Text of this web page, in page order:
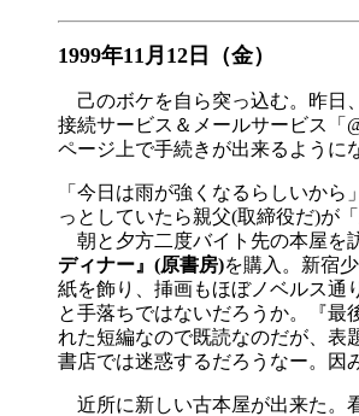
1999年11月12日（金）
己のボケを自ら突っ込む。昨日
接続サービス＆メールサービス「
ページ上で手続きが出来るように
「今日は雨が強くなるらしいか
っとしていたら親父(取締役だ)が
朝と夕方二度バイト先の本屋を
ディナー』(原書房)を購入。新宿
紙を飾り、挿画もほぼノベルス通
と手落ちではないだろうか。『最
れた短編なので既読なのだが、表
書店では迷惑するだろうなー。因
近所に新しい古本屋が出来た。